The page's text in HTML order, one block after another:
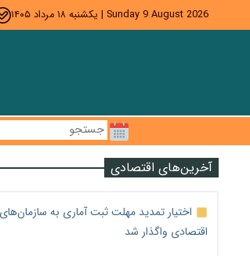
Sunday 9 August 2026
| یکشنبه ۱۸ مرداد ۱۴۰۵
آخرین‌های اقتصادی
اختیار تمدید مهلت ثبت آماری به
اقتصادی واگذار شد